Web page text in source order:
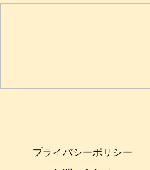
プライバシーポリシー